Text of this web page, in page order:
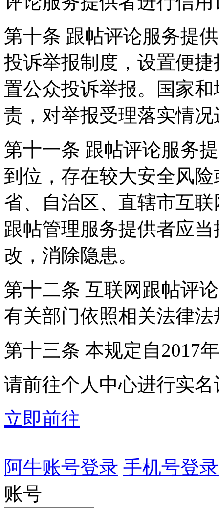
第十条 跟帖评论服务提
投诉举报制度，设置便
置公众投诉举报。国家
责，对举报受理落实情
第十一条 跟帖评论服务
到位，存在较大安全风
省、自治区、直辖市互
跟帖管理服务提供者应
改，消除隐患。
第十二条 互联网跟帖评
有关部门依照相关法律
第十三条 本规定自2017
请前往个人中心进行实名
立即前往
阿牛账号登录 手机号登录
账号